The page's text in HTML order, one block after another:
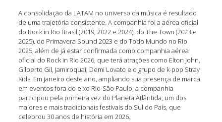
A consolidação da LATAM no universo da música é resultado
de uma trajetória consistente. A companhia foi a aérea oficial
do Rock in Rio Brasil (2019, 2022 e 2024), do The Town (2023 e
2025), do Primavera Sound 2023 e do Todo Mundo no Rio
2025, além de já estar confirmada como companhia aérea
oficial do Rock in Rio 2026, que terá atrações como Elton John,
Gilberto Gil, Jamiroquai, Demi Lovato e o grupo de k-pop Stray
Kids. Em janeiro deste ano, ampliando sua presença de marca
em eventos fora do eixo Rio-São Paulo, a companhia
participou pela primeira vez do Planeta Atlântida, um dos
maiores e mais tradicionais festivais do Sul do País, que
celebrou 30 anos de história em 2026.